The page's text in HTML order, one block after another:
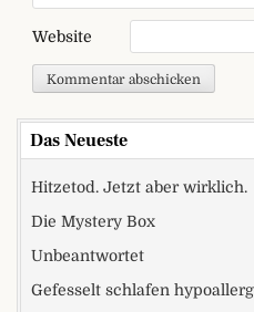
Website
Das Neueste
Hitzetod. Jetzt aber wirklich.
Die Mystery Box
Unbeantwortet
Gefesselt schlafen